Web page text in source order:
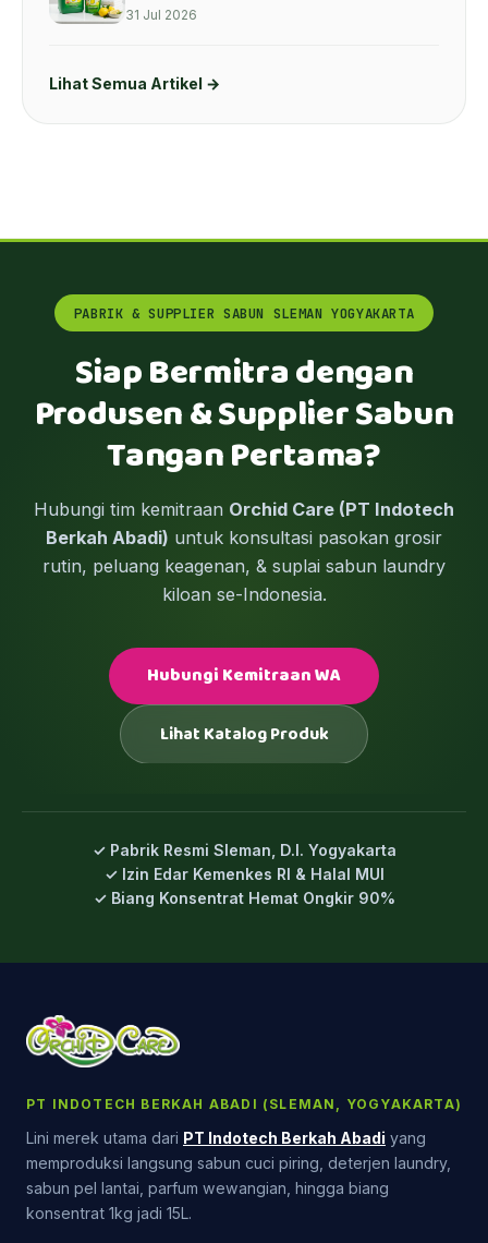
31 Jul 2026
Lihat Semua Artikel →
PABRIK & SUPPLIER SABUN SLEMAN YOGYAKARTA
Siap Bermitra dengan
Produsen & Supplier Sabun
Tangan Pertama?
Hubungi tim kemitraan Orchid Care (PT Indotech
Berkah Abadi) untuk konsultasi pasokan grosir
rutin, peluang keagenan, & suplai sabun laundry
kiloan se-Indonesia.
Hubungi Kemitraan WA
Lihat Katalog Produk
✓ Pabrik Resmi Sleman, D.I. Yogyakarta
✓ Izin Edar Kemenkes RI & Halal MUI
✓ Biang Konsentrat Hemat Ongkir 90%
PT INDOTECH BERKAH ABADI (SLEMAN, YOGYAKARTA)
Lini merek utama dari PT Indotech Berkah Abadi yang
memproduksi langsung sabun cuci piring, deterjen laundry,
sabun pel lantai, parfum wewangian, hingga biang
konsentrat 1kg jadi 15L.